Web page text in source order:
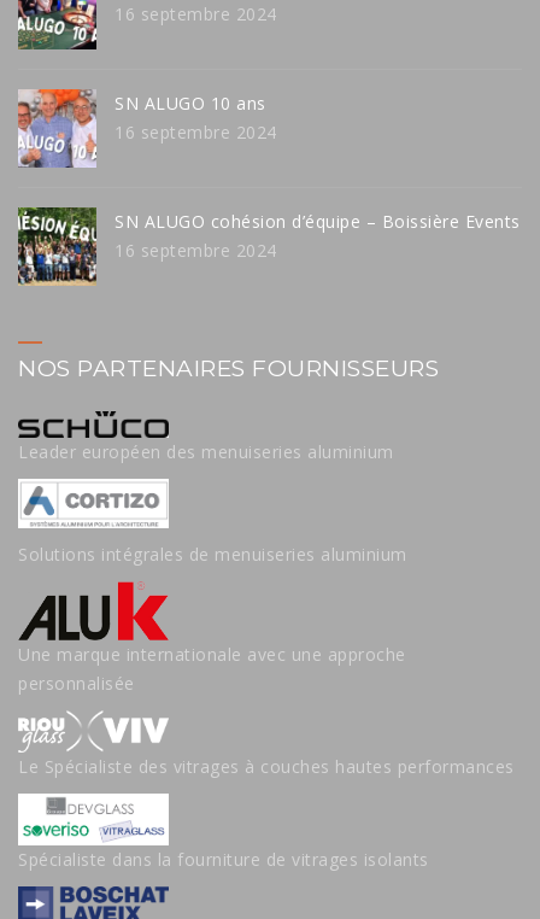
16 septembre 2024
SN ALUGO 10 ans
16 septembre 2024
SN ALUGO cohésion d’équipe – Boissière Events
16 septembre 2024
NOS PARTENAIRES FOURNISSEURS
Leader européen des menuiseries aluminium
Solutions intégrales de menuiseries aluminium
Une marque internationale avec une approche
personnalisée
Le Spécialiste des vitrages à couches hautes performances
Spécialiste dans la fourniture de vitrages isolants